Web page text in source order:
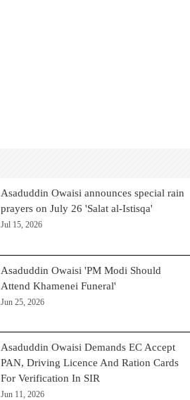
Asaduddin Owaisi announces special rain
prayers on July 26 'Salat al-Istisqa'
Jul 15, 2026
Asaduddin Owaisi 'PM Modi Should
Attend Khamenei Funeral'
Jun 25, 2026
Asaduddin Owaisi Demands EC Accept
PAN, Driving Licence And Ration Cards
For Verification In SIR
Jun 11, 2026